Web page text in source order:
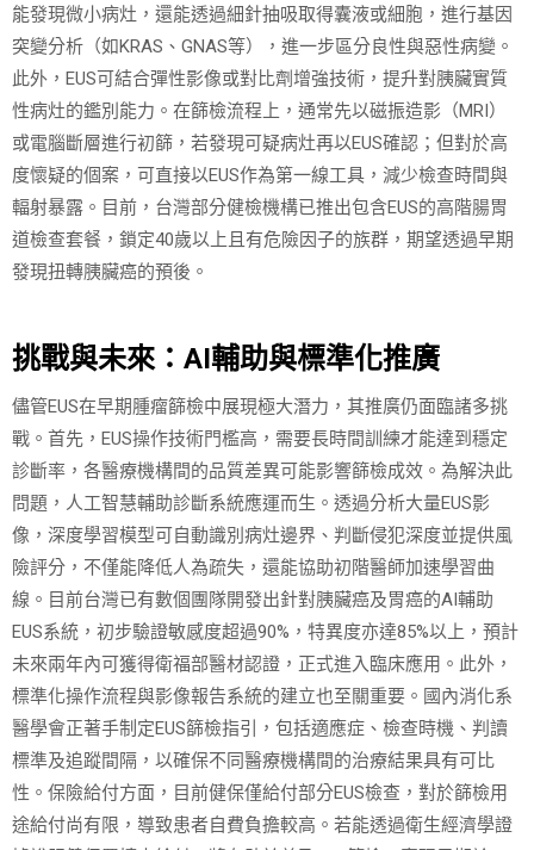
能發現微小病灶，還能透過細針抽吸取得囊液或細胞，進行基因
突變分析（如KRAS、GNAS等），進一步區分良性與惡性病變。
此外，EUS可結合彈性影像或對比劑增強技術，提升對胰臟實質
性病灶的鑑別能力。在篩檢流程上，通常先以磁振造影（MRI）
或電腦斷層進行初篩，若發現可疑病灶再以EUS確認；但對於高
度懷疑的個案，可直接以EUS作為第一線工具，減少檢查時間與
輻射暴露。目前，台灣部分健檢機構已推出包含EUS的高階腸胃
道檢查套餐，鎖定40歲以上且有危險因子的族群，期望透過早期
發現扭轉胰臟癌的預後。
挑戰與未來：AI輔助與標準化推廣
儘管EUS在早期腫瘤篩檢中展現極大潛力，其推廣仍面臨諸多挑
戰。首先，EUS操作技術門檻高，需要長時間訓練才能達到穩定
診斷率，各醫療機構間的品質差異可能影響篩檢成效。為解決此
問題，人工智慧輔助診斷系統應運而生。透過分析大量EUS影
像，深度學習模型可自動識別病灶邊界、判斷侵犯深度並提供風
險評分，不僅能降低人為疏失，還能協助初階醫師加速學習曲
線。目前台灣已有數個團隊開發出針對胰臟癌及胃癌的AI輔助
EUS系統，初步驗證敏感度超過90%，特異度亦達85%以上，預計
未來兩年內可獲得衛福部醫材認證，正式進入臨床應用。此外，
標準化操作流程與影像報告系統的建立也至關重要。國內消化系
醫學會正著手制定EUS篩檢指引，包括適應症、檢查時機、判讀
標準及追蹤間隔，以確保不同醫療機構間的治療結果具有可比
性。保險給付方面，目前健保僅給付部分EUS檢查，對於篩檢用
途給付尚有限，導致患者自費負擔較高。若能透過衛生經濟學證